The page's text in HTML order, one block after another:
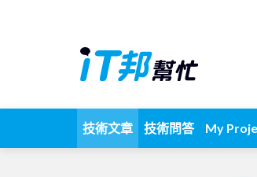
技術文章 技術問答 My